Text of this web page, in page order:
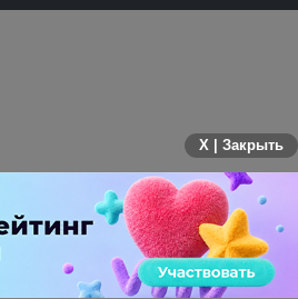
X | Закрыть